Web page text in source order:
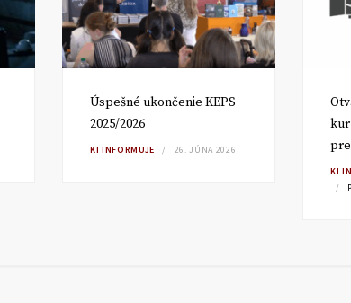
Úspešné ukončenie KEPS
2025/2026
KI INFORMUJE 26. JÚNA 2026
KI